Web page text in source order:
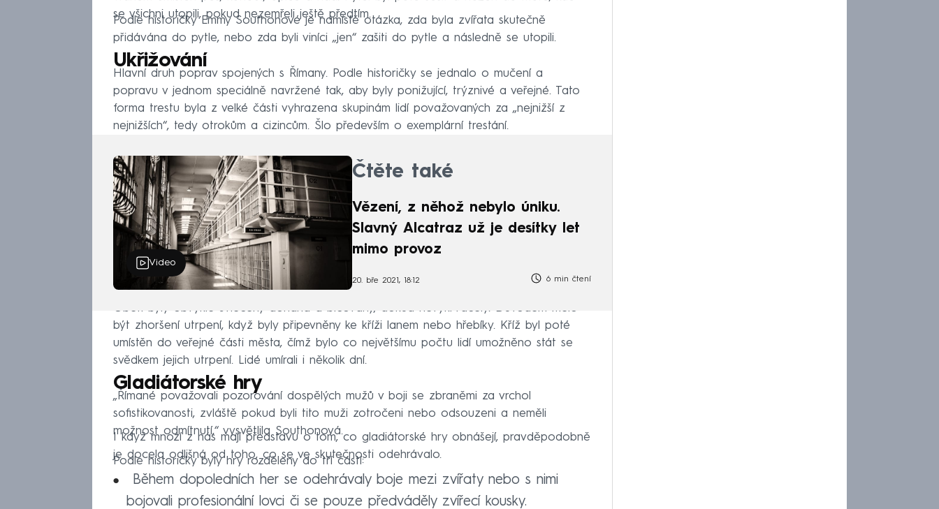
se všichni utopili, pokud nezemřeli ještě předtím.
Podle historičky Emmy Southonové je namístě otázka, zda byla zvířata skutečně
přidávána do pytle, nebo zda byli viníci „jen“ zašiti do pytle a následně se utopili.
Ukřižování
Hlavní druh poprav spojených s Římany. Podle historičky se jednalo o mučení a
popravu v jednom speciálně navržené tak, aby byly ponižující, trýznivé a veřejné. Tato
forma trestu byla z velké části vyhrazena skupinám lidí považovaných za „nejnižší z
nejnižších“, tedy otrokům a cizincům. Šlo především o exemplární trestání.
Video
Čtěte také
Vězení, z něhož nebylo úniku.
Slavný Alcatraz už je desítky let
mimo provoz
20. bře 2021, 18:12 6 min čtení
Oběti byly obvykle svlečeny donaha a bičovány, dokud nevykrvácely. Důvodem mělo
být zhoršení utrpení, když byly připevněny ke kříži lanem nebo hřebíky. Kříž byl poté
umístěn do veřejné části města, čímž bylo co největšímu počtu lidí umožněno stát se
svědkem jejich utrpení. Lidé umírali i několik dní.
Gladiátorské hry
„Římané považovali pozorování dospělých mužů v boji se zbraněmi za vrchol
sofistikovanosti, zvláště pokud byli tito muži zotročeni nebo odsouzeni a neměli
možnost odmítnutí,“ vysvětlila Southonová.
I když mnozí z nás mají představu o tom, co gladiátorské hry obnášejí, pravděpodobně
je docela odlišná od toho, co se ve skutečnosti odehrávalo.
Podle historičky byly hry rozděleny do tří částí:
Během dopoledních her se odehrávaly boje mezi zvířaty nebo s nimi
bojovali profesionální lovci či se pouze předváděly zvířecí kousky.